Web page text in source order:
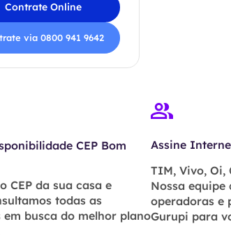
Contrate Online
via 0800 941 9642
CEP Bom
CEP da sua casa e
todas as
busca do melhor plano
Assine
TIM, Vivo, Oi,
Nossa equipe
operadoras e
Gurupi para